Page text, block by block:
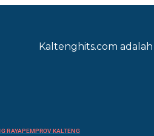
Kaltenghits.com
RAYAPEMPROV KALTENG